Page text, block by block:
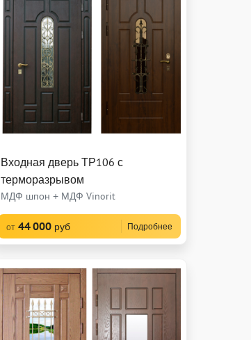
Входная дверь ТР106 с
терморазрывом
МДФ шпон + МДФ Vinorit
от 44 000 руб Подробнее